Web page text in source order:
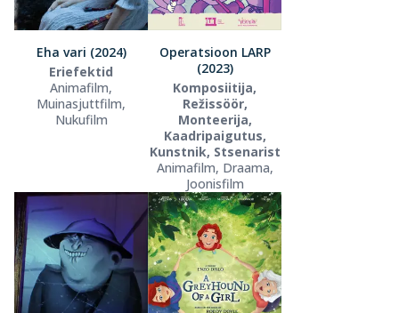
Eha vari (2024)
Eriefektid
Animafilm,
Muinasjuttfilm,
Nukufilm
Operatsioon LARP
(2023)
Komposiitija,
Režissöör,
Monteerija,
Kaadripaigutus,
Kunstnik, Stsenarist
Animafilm, Draama,
Joonisfilm